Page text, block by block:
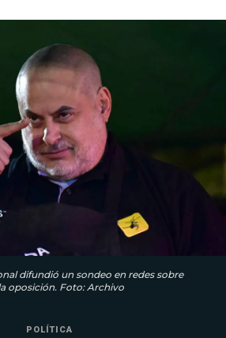
difundió un sondeo en redes sobre
oposición. Foto: Archivo
POLÍTICA